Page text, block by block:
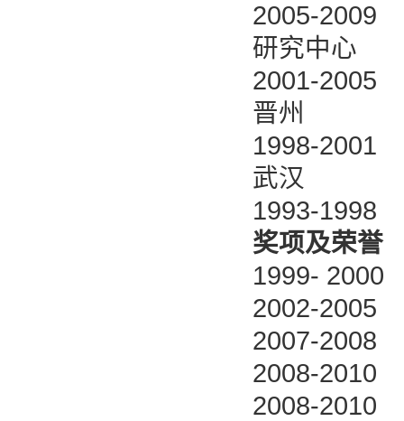
2005-2009
研究中心
2001-2005
晋州
1998-
武汉
1993-
奖项及荣誉
1999-
2002-
2007-
2008-2010
2008-2010